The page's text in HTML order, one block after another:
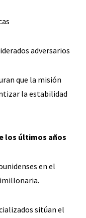
adversarios
que la misión
la estabilidad
los últimos años
en el
sitúan el